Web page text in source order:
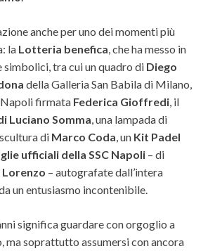
anche per uno dei momenti più
la Lotteria benefica, che ha messo in
simbolici, tra cui un quadro di Diego
della Galleria San Babila di Milano,
firmata Federica Gioffredi, il
Luciano Somma, una lampada di
di Marco Coda, un Kit Padel
ufficiali della SSC Napoli – di
Lorenzo – autografate dall’intera
un entusiasmo incontenibile.
significa guardare con orgoglio a
ma soprattutto assumersi con ancora